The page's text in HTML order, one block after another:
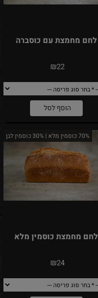
לחם מחמצת עם כוסברה
₪22
הוסף לסל
70% כוסמין מלא | 30% כוסמין לבן
לחם מחמצת כוסמין מלא
₪24